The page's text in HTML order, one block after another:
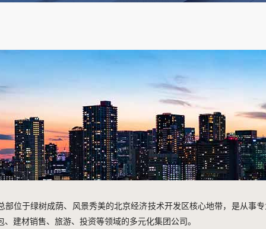
部位于绿树成荫、风景秀美的北京经济技术开发区核心地带，是从事
、建材销售、旅游、投资等领域的多元化集团公司。